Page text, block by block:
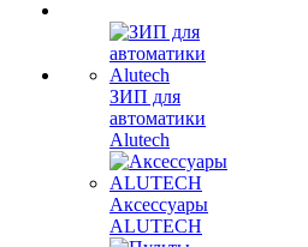
ЗИП для
автоматики
Alutech
Аксессуары
ALUTECH